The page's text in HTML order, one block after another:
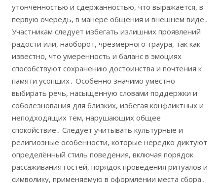
утонченностью и сдержанностью, что выражается, в
первую очередь, в манере общения и внешнем виде․
Участникам следует избегать излишних проявлений
радости или, наоборот, чрезмерного траура, так как
известно, что умеренность и баланс в эмоциях
способствуют сохранению достоинства и почтения к
памяти усопших․ Особенно значимо уместно
выбирать речь, насыщенную словами поддержки и
соболезнования для близких, избегая конфликтных и
неподходящих тем, нарушающих общее
спокойствие․ Следует учитывать культурные и
религиозные особенности, которые нередко диктуют
определённый стиль поведения, включая порядок
рассаживания гостей, порядок проведения ритуалов и
символику, применяемую в оформлении места сбора․